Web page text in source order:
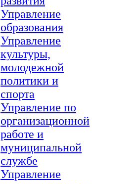
Управление
образования
Управление
культуры,
молодежной
политики и
спорта
Управление по
организационной
работе и
муниципальной
службе
Управление